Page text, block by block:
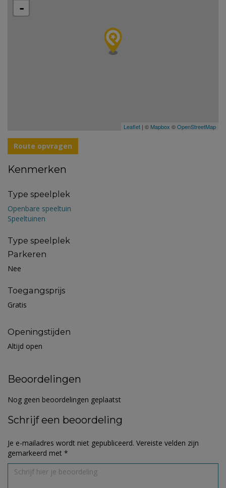
-
Leaflet | © Mapbox ©OpenStreetMap
Route opvragen
Kenmerken
Type speelplek
Openbare speeltuin
Speeltuinen
Type speelplek
Parkeren
Nee
Toegangsprijs
Gratis
Openingstijden
Altijd open
Beoordelingen
Nog geen beoordelingen geplaatst
Schrijf een beoordeling
Je e-mailadres wordt niet gepubliceerd. Vereiste velden zijn
gemarkeerd met *